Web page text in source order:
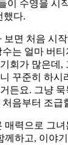
이 수영을 시
했다.
보면 처음 시
는 얼마 버
회가 많은데,
꾸준히 하시
든요. 그냥
음부터 조급
매력으로 그녀
께하고, 이야